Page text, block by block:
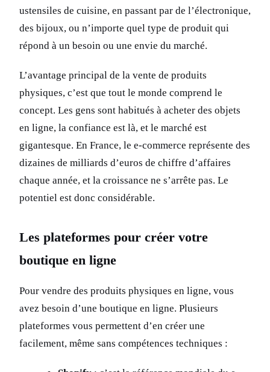
ustensiles de cuisine, en passant par de l’électronique,
des bijoux, ou n’importe quel type de produit qui
répond à un besoin ou une envie du marché.
L’avantage principal de la vente de produits
physiques, c’est que tout le monde comprend le
concept. Les gens sont habitués à acheter des objets
en ligne, la confiance est là, et le marché est
gigantesque. En France, le e-commerce représente des
dizaines de milliards d’euros de chiffre d’affaires
chaque année, et la croissance ne s’arrête pas. Le
potentiel est donc considérable.
Les plateformes pour créer votre
boutique en ligne
Pour vendre des produits physiques en ligne, vous
avez besoin d’une boutique en ligne. Plusieurs
plateformes vous permettent d’en créer une
facilement, même sans compétences techniques :